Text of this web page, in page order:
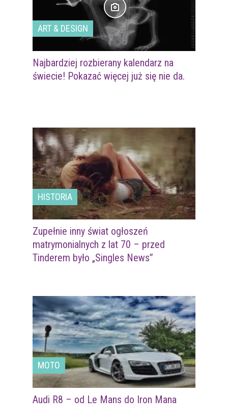
ART & DESIGN
Najbardziej rozbierany kalendarz na
świecie! Pokazać więcej już się nie da.
HISTORIA
Zupełnie inny świat ogłoszeń
matrymonialnych z lat 70 – przed
Tinderem było „Singles News”
MOTO
Audi R8 – od Le Mans do Iron Mana